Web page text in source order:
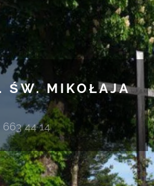
ŚW. MIKOŁAJA
44 14